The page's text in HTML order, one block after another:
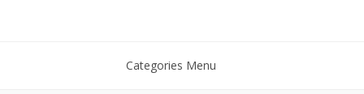
Categories Menu